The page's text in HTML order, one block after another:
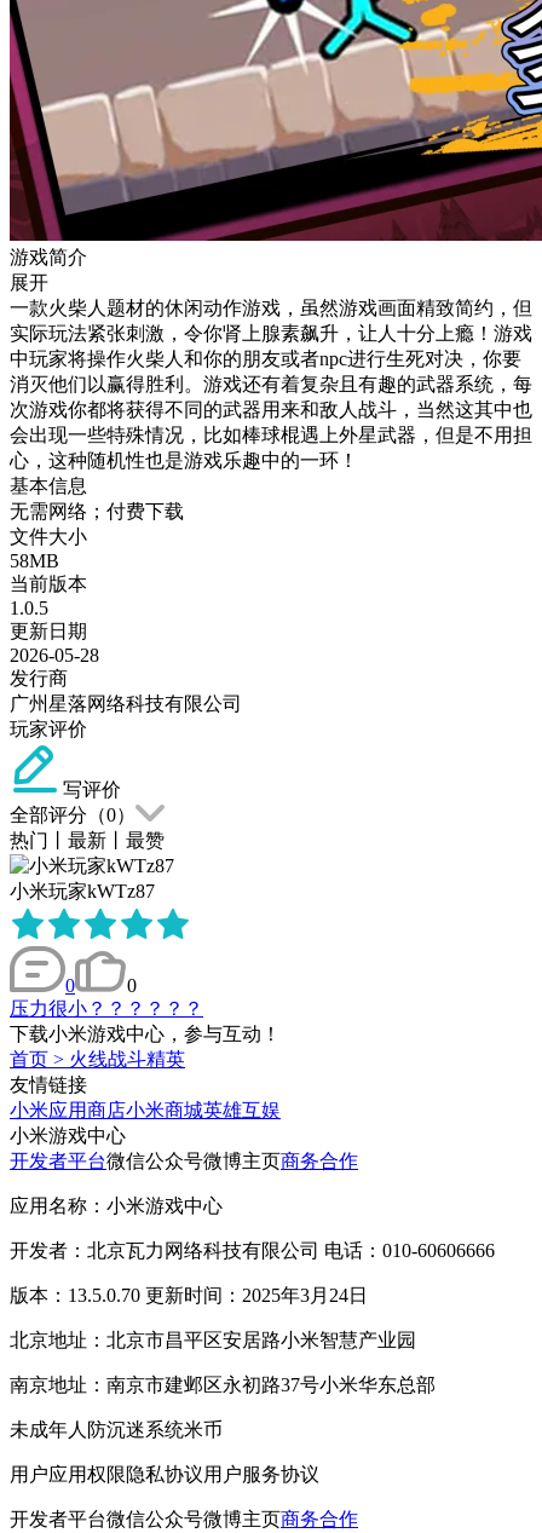
游戏简介
展开
一款火柴人题材的休闲动作游戏，虽然游戏画面精致简约，但
实际玩法紧张刺激，令你肾上腺素飙升，让人十分上瘾！游戏
中玩家将操作火柴人和你的朋友或者npc进行生死对决，你要
消灭他们以赢得胜利。游戏还有着复杂且有趣的武器系统，每
次游戏你都将获得不同的武器用来和敌人战斗，当然这其中也
会出现一些特殊情况，比如棒球棍遇上外星武器，但是不用担
心，这种随机性也是游戏乐趣中的一环！
基本信息
无需网络；付费下载
文件大小
58MB
当前版本
1.0.5
更新日期
2026-05-28
发行商
广州星落网络科技有限公司
玩家评价
写评价
全部评分（0）
热门
最新 最赞
小米玩家kWTz87
0
0
压力很小？？？？？？
下载小米游戏中心，参与互动！
首页 > 火线战斗精英
友情链接
小米应用商店小米商城英雄互娱
小米游戏中心
开发者平台微信公众号微博主页商务合作
应用名称：小米游戏中心
开发者：北京瓦力网络科技有限公司 电话：010-60606666
版本：13.5.0.70 更新时间：2025年3月24日
北京地址：北京市昌平区安居路小米智慧产业园
南京地址：南京市建邺区永初路37号小米华东总部
未成年人防沉迷系统米币
用户应用权限隐私协议用户服务协议
开发者平台微信公众号微博主页商务合作